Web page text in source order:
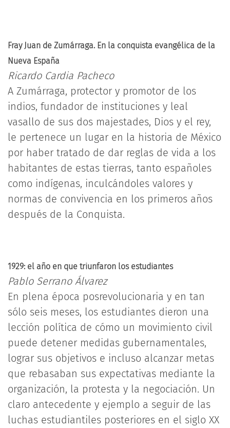
Fray Juan de Zumárraga. En la conquista evangélica de la
Nueva España
Ricardo Cardia Pacheco
A Zumárraga, protector y promotor de los
indios, fundador de instituciones y leal
vasallo de sus dos majestades, Dios y el rey,
le pertenece un lugar en la historia de México
por haber tratado de dar reglas de vida a los
habitantes de estas tierras, tanto españoles
como indígenas, inculcándoles valores y
normas de convivencia en los primeros años
después de la Conquista.
1929: el año en que triunfaron los estudiantes
Pablo Serrano Álvarez
En plena época posrevolucionaria y en tan
sólo seis meses, los estudiantes dieron una
lección política de cómo un movimiento civil
puede detener medidas gubernamentales,
lograr sus objetivos e incluso alcanzar metas
que rebasaban sus expectativas mediante la
organización, la protesta y la negociación. Un
claro antecedente y ejemplo a seguir de las
luchas estudiantiles posteriores en el siglo XX